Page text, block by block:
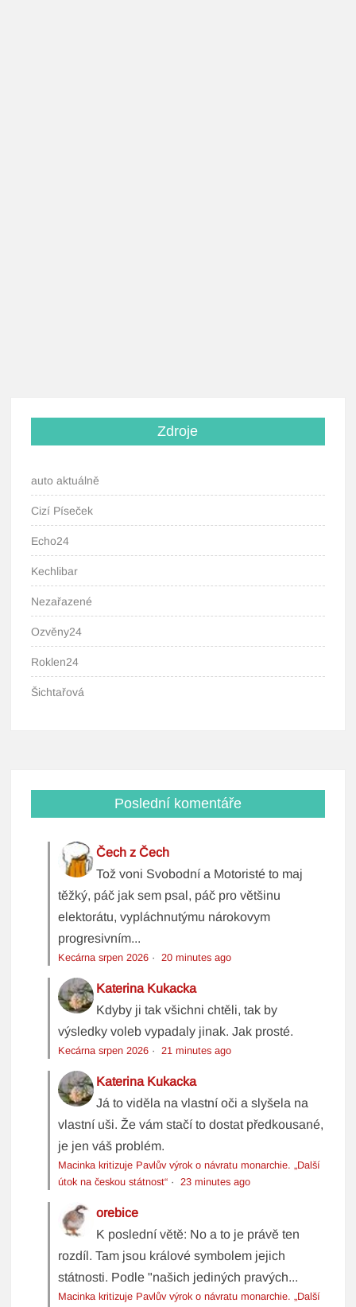
Zdroje
auto aktuálně
Cizí Píseček
Echo24
Kechlibar
Nezařazené
Ozvěny24
Roklen24
Šichtařová
Poslední komentáře
Čech z Čech
Tož voni Svobodní a Motoristé to maj
těžký, páč jak sem psal, páč pro většinu
elektorátu, vypláchnutýmu nárokovym
progresivním...
Kecárna srpen 2026 ·20 minutes ago
Katerina Kukacka
Kdyby ji tak všichni chtěli, tak by
výsledky voleb vypadaly jinak. Jak prosté.
Kecárna srpen 2026 ·21 minutes ago
Katerina Kukacka
Já to viděla na vlastní oči a slyšela na
vlastní uši. Že vám stačí to dostat předkousané,
je jen váš problém.
Macinka kritizuje Pavlův výrok o návratu monarchie. „Další
útok na českou státnost“ ·23 minutes ago
orebice
K poslední větě: No a to je právě ten
rozdíl. Tam jsou králové symbolem jejich
státnosti. Podle "našich jediných pravých...
Macinka kritizuje Pavlův výrok o návratu monarchie. „Další